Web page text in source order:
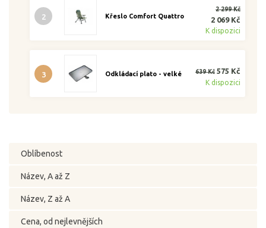
2 Křeslo Comfort Quattro
2 299 Kč
2 069 Kč
K dispozici
3 Odkládací plato - velké 639 Kč 575 Kč
K dispozici
Oblíbenost
Název, A až Z
Název, Z až A
Cena, od nejlevnějších